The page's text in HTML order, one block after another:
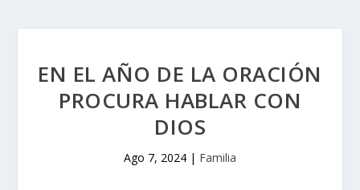
EN EL AÑO DE LA ORACIÓN
PROCURA HABLAR CON
DIOS
Ago 7, 2024 | Familia